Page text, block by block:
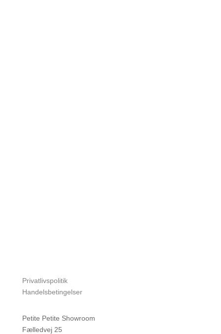
Privatlivspolitik
Handelsbetingelser
Petite Petite Showroom
Fælledvej 25